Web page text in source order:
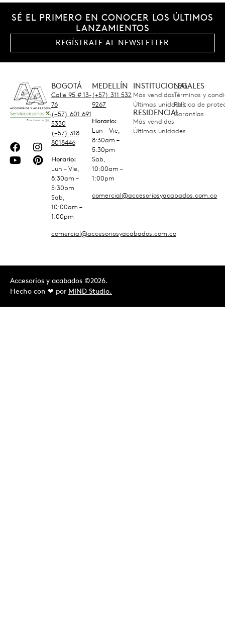
SÉ EL PRIMERO EN CONOCER LOS ÚLTIMOS
LANZAMIENTOS
REGÍSTRATE AL NEWSLETTER
BOGOTÁ
Calle 95 # 13-
76
(+57) 601 691
5330
(+57) 318
8018446
Horario:
Lun – Vie,
8:30am –
5:30pm
Sab,
10:00am –
1:00pm
comercial@accesoriosyacabados.com.co
MEDELLÍN
(+57) 311 532
9267
Horario:
Lun – Vie,
8:30am –
5:30pm
Sab,
10:00am –
1:00pm
comercial@accesoriosyacabados.com.co
INSTITUCIONAL
Más vendidos
Últimas unidades
RESIDENCIAL
Más vendidos
Últimas unidades
LEGALES
Términos y
Política de
Garantías
Accesorios y acabados ©2026.
Hecho con ❤︎ por MIND Studio.